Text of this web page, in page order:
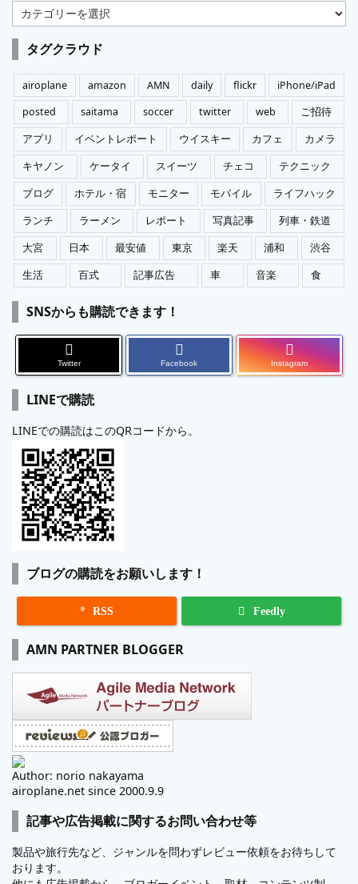
カ
テ
ゴ
リ
ー
タグクラウド
airoplane amazon AMN daily flickr
iPhone/iPad
posted
saitama soccer twitter web
ご招待
アプリ
イベントレポート ウイスキー カフェ
カメラ
キヤノン
ケータイ スイーツ チェコ
テクニック
ブログ
ホテル・宿 モニター モバイル
ライフハック
ランチ
ラーメン レポート 写真記事
列車・鉄道
大宮
日本 最安値 東京 楽天 浦和
渋谷
生活
百式 記事広告 車 音楽 食
SNSからも購読できます！
Twitter Facebook Instagram
LINEで購読
LINEでの購読はこのQRコードから。
ブログの購読をお願いします！
 RSS Feedly
AMN PARTNER BLOGGER
Author: norio nakayama
airoplane.net since 2000.9.9
記事や広告掲載に関するお問い合わせ等
製品や旅行先など、ジャンルを問わずレビュー依頼をお待ちして
おります。